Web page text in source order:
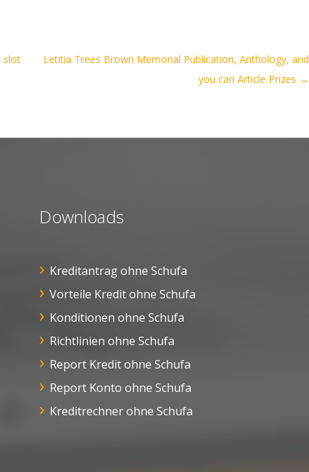
slot
Letitia Trees Brown Memorial Publication, Anthology, and
you can Article Prizes →
Downloads
Kreditantrag ohne Schufa
Vorteile Kredit ohne Schufa
Konditionen ohne Schufa
Richtlinien ohne Schufa
Report Kredit ohne Schufa
Report Konto ohne Schufa
Kreditrechner ohne Schufa